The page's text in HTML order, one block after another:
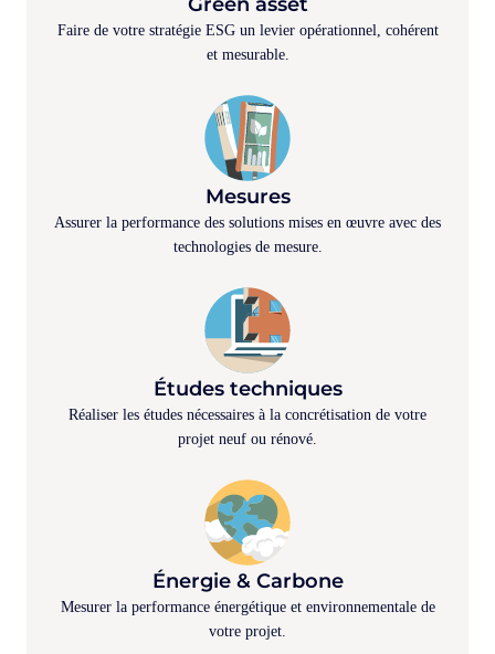
Faire de votre stratégie ESG un levier opérationnel, cohérent
et mesurable.
Mesures
Assurer la performance des solutions mises en œuvre avec des
technologies de mesure.
Études techniques
Réaliser les études nécessaires à la concrétisation de votre
projet neuf ou rénové.
Énergie & Carbone
Mesurer la performance énergétique et environnementale de
votre projet.